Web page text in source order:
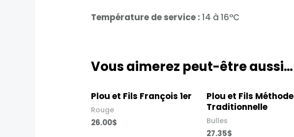
Température de service : 14 à 16°C
Vous aimerez peut-être aussi…
Plou et Fils François 1er
Rouge
26.00$
Plou et Fils Méthode
Traditionnelle
Bulles
27.35$